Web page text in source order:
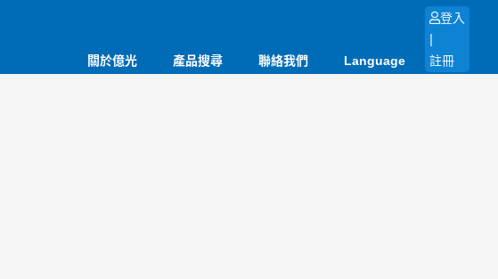
關於億光 產品搜尋 聯絡我們 Language
登入
|
註冊